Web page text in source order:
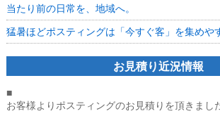
当たり前の日常を、地域へ。
猛暑ほどポスティングは「今すぐ客」を集めや
お見積り近況情報
■
お客様よりポスティングのお見積りを頂きまし